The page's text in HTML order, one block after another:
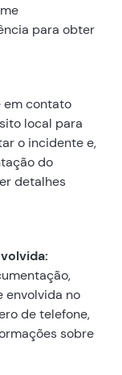
para obter
em contato
local para
o incidente e,
do
detalhes
envolvida no
de telefone,
sobre